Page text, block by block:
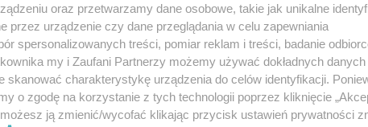
100,00 zł
oraz przetwarzamy dane osobowe, takie jak unikalne
przez urządzenie czy dane przeglądania w celu zapewniania
spersonalizowanych treści, pomiar reklam i treści, badanie
my i Zaufani Partnerzy możemy używać dokładnych danych
skanować charakterystykę urządzenia do celów identyfikacji.
o zgodę na korzystanie z tych technologii poprzez kliknięcie
ją zmienić/wycofać klikając przycisk ustawień prywatności